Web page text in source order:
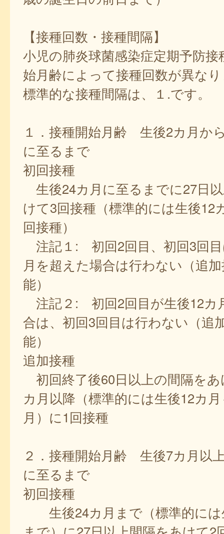
【接種回数・接種間隔】
小児の肺炎球菌感染症定期予防接
始月齢によって接種回数が異な
標準的な接種間隔は、１.です。
１．接種開始月齢 生後2カ月か
に至るまで
初回接種
生後24カ月に至るまでに27日
けて3回接種（標準的には生後12
回接種）
注記１: 初回2回目、初回3回
月を超えた場合は行わない（追
能）
注記２: 初回2回目が生後12カ
合は、初回3回目は行わない（追
能）
追加接種
初回終了後60日以上の間隔を
カ月以降（標準的には生後12カ
月）に1回接種
２．接種開始月齢 生後7カ月以
に至るまで
初回接種
生後24カ月まで（標準的には